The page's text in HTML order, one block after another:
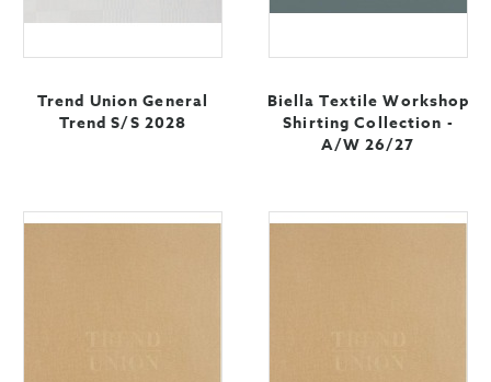
Trend Union General
Trend S/S 2028
Biella Textile Workshop
Shirting Collection -
A/W 26/27